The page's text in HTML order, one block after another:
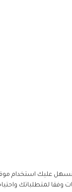
عليك استخدام
وفقا لمتطلباتك